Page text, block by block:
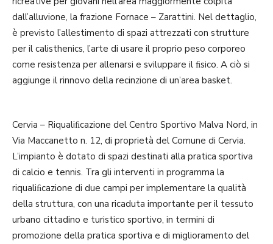
dall’alluvione, la frazione Fornace – Zarattini. Nel dettaglio,
è previsto l’allestimento di spazi attrezzati con strutture
per il calisthenics, l’arte di usare il proprio peso corporeo
come resistenza per allenarsi e sviluppare il ﬁsico. A ciò si
aggiunge il rinnovo della recinzione di un’area basket.
Cervia – Riqualiﬁcazione del Centro Sportivo Malva Nord, in
Via Maccanetto n. 12, di proprietà del Comune di Cervia.
L’impianto è dotato di spazi destinati alla pratica sportiva
di calcio e tennis. Tra gli interventi in programma la
riqualiﬁcazione di due campi per implementare la qualità
della struttura, con una ricaduta importante per il tessuto
urbano cittadino e turistico sportivo, in termini di
promozione della pratica sportiva e di miglioramento del